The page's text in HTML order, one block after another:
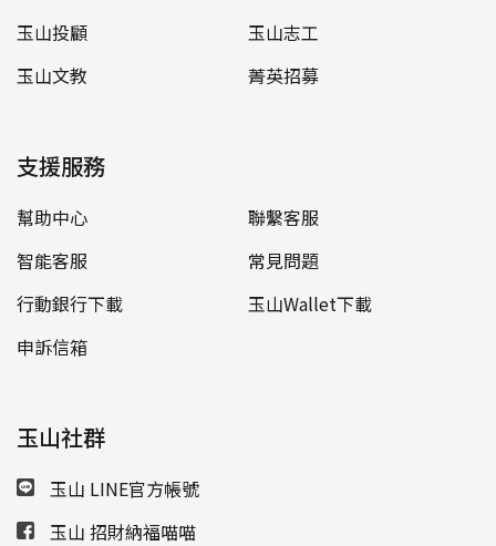
玉山投顧
玉山志工
玉山文教
菁英招募
支援服務
幫助中心
聯繫客服
智能客服
常見問題
行動銀行下載
玉山Wallet下載
申訴信箱
玉山社群
玉山 LINE官方帳號
玉山 招財納福喵喵